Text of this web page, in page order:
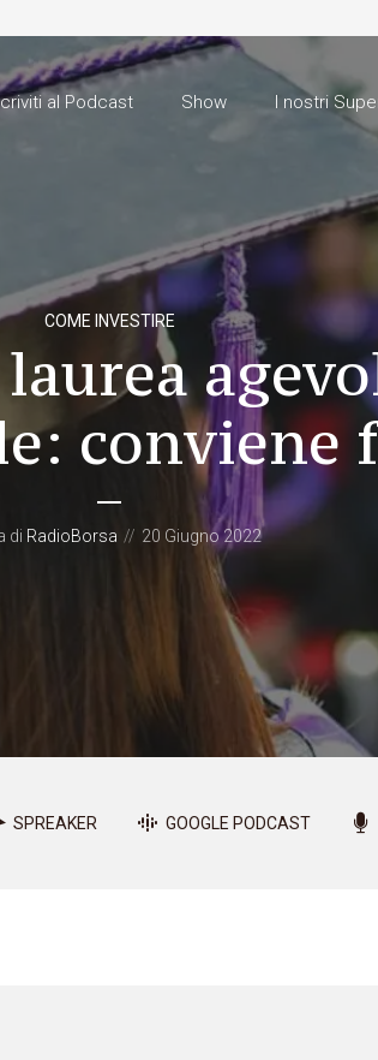
al Podcast Show I nostri
COME INVESTIRE
conviene
di RadioBorsa 20 Giugno 2022
SPREAKER GOOGLE PODCAST